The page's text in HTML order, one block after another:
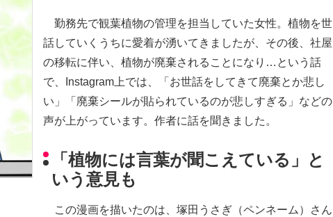
勤務先で観葉植物の管理を担当していた女性。植物を世
話していくうちに愛着が湧いてきましたが、その後、社屋
の移転に伴い、植物が廃棄されることになり…という話
で、Instagram上では、「お世話をしてきて廃棄とか悲し
い」「廃棄シールが貼られているのが悲しすぎる」などの
声が上がっています。作者に話を聞きました。
「植物には言葉が聞こえている」と
いう意見も
この漫画を描いたのは、塚田うさぎ（ペンネーム）さん